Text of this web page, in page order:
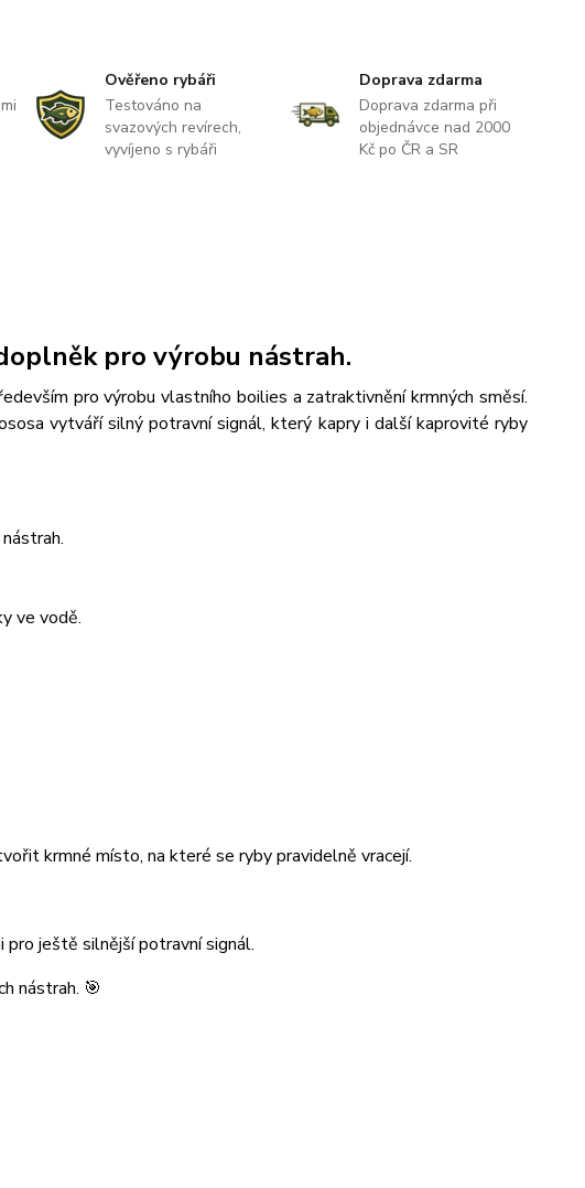
Ověřeno rybáři
Testováno na
svazových revírech,
vyvíjeno s rybáři
Doprava zdarma
Doprava zdarma při
objednávce nad 2000
Kč po ČR a SR
pro výrobu nástrah.
pro výrobu vlastního boilies a zatraktivnění krmných směsí.
vytváří silný potravní signál, který kapry i další kaprovité ryby
ve vodě.
krmné místo, na které se ryby pravidelně vracejí.
ještě silnější potravní signál.
nástrah. 🎯